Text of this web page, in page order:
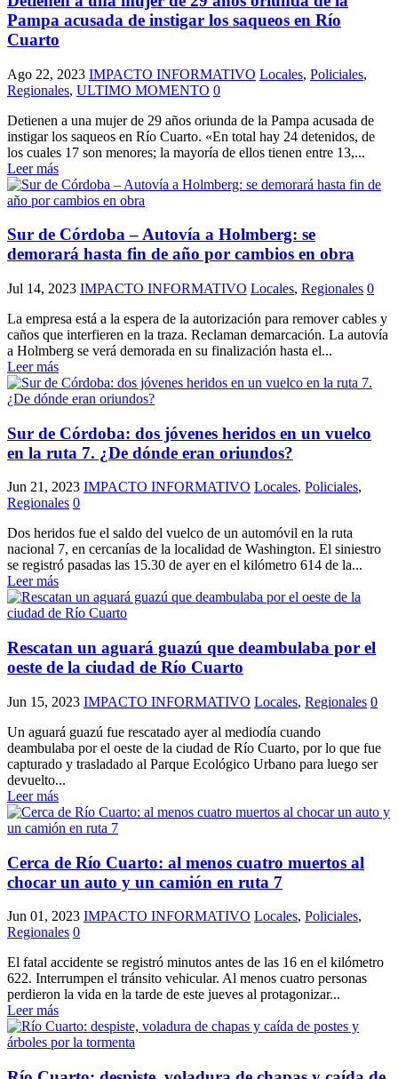
Pampa acusada de instigar los saqueos en Río
Cuarto
Ago 22, 2023 IMPACTO INFORMATIVO Locales, Policiales,
Regionales, ULTIMO MOMENTO 0
Detienen a una mujer de 29 años oriunda de la Pampa acusada de
instigar los saqueos en Río Cuarto. «En total hay 24 detenidos, de
los cuales 17 son menores; la mayoría de ellos tienen entre 13,...
Leer más
Sur de Córdoba – Autovía a Holmberg: se
demorará hasta fin de año por cambios en obra
Jul 14, 2023 IMPACTO INFORMATIVO Locales, Regionales 0
La empresa está a la espera de la autorización para remover cables y
caños que interfieren en la traza. Reclaman demarcación. La autovía
a Holmberg se verá demorada en su finalización hasta el...
Leer más
Sur de Córdoba: dos jóvenes heridos en un vuelco
en la ruta 7. ¿De dónde eran oriundos?
Jun 21, 2023 IMPACTO INFORMATIVO Locales, Policiales,
Regionales 0
Dos heridos fue el saldo del vuelco de un automóvil en la ruta
nacional 7, en cercanías de la localidad de Washington. El siniestro
se registró pasadas las 15.30 de ayer en el kilómetro 614 de la...
Leer más
Rescatan un aguará guazú que deambulaba por el
oeste de la ciudad de Río Cuarto
Jun 15, 2023 IMPACTO INFORMATIVO Locales, Regionales 0
Un aguará guazú fue rescatado ayer al mediodía cuando
deambulaba por el oeste de la ciudad de Río Cuarto, por lo que fue
capturado y trasladado al Parque Ecológico Urbano para luego ser
devuelto...
Leer más
Cerca de Río Cuarto: al menos cuatro muertos al
chocar un auto y un camión en ruta 7
Jun 01, 2023 IMPACTO INFORMATIVO Locales, Policiales,
Regionales 0
El fatal accidente se registró minutos antes de las 16 en el kilómetro
622. Interrumpen el tránsito vehicular. Al menos cuatro personas
perdieron la vida en la tarde de este jueves al protagonizar...
Leer más